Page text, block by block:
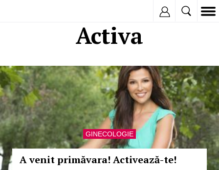
Activa
GINECOLOGIE
A venit primăvara! Activează-te!